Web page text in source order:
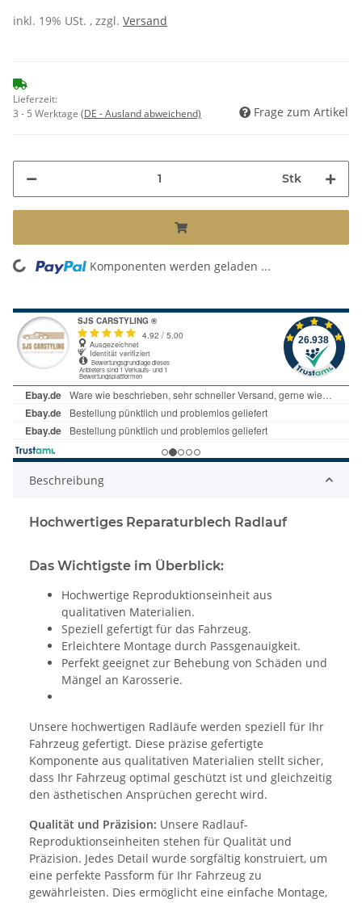
inkl. 19% USt. , zzgl. Versand
Lieferzeit:
3 - 5 Werktage (DE - Ausland abweichend) Frage zum Artikel
Stk
Komponenten werden geladen ...
Beschreibung
Hochwertiges Reparaturblech Radlauf
Das Wichtigste im Überblick:
Hochwertige Reproduktionseinheit aus
qualitativen Materialien.
Speziell gefertigt für das Fahrzeug.
Erleichtere Montage durch Passgenauigkeit.
Perfekt geeignet zur Behebung von Schäden und
Mängel an Karosserie.
Unsere hochwertigen Radläufe werden speziell für Ihr
Fahrzeug gefertigt. Diese präzise gefertigte
Komponente aus qualitativen Materialien stellt sicher,
dass Ihr Fahrzeug optimal geschützt ist und gleichzeitig
den ästhetischen Ansprüchen gerecht wird.
Qualität und Präzision: Unsere Radlauf-
Reproduktionseinheiten stehen für Qualität und
Präzision. Jedes Detail wurde sorgfältig konstruiert, um
eine perfekte Passform für Ihr Fahrzeug zu
gewährleisten. Dies ermöglicht eine einfache Montage,